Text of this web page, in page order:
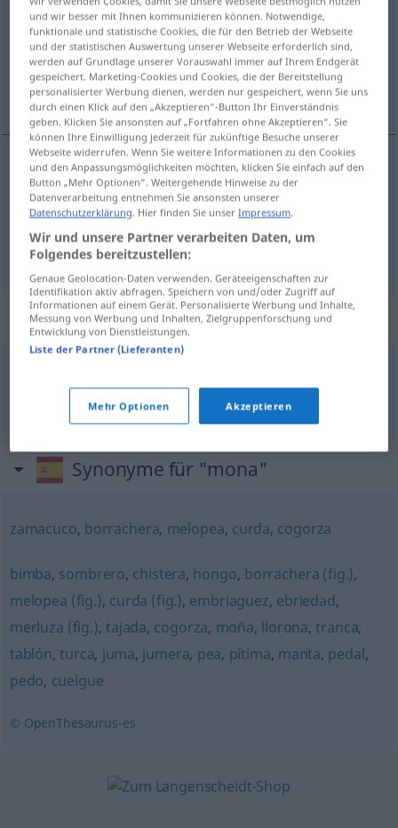
Übersicht aller Übersetzungen
(Für mehr Details die Übersetzung anklicken/antippen)
Äffin, Rausch
Äffinf mona ZOOL
Beispielsätze für "mona"
beschämt
Synonyme für "mona"
zamacuco, borrachera, melopea, curda, cogorza
bimba, sombrero, chistera, hongo, borrachera (fig.),
melopea (fig.), curda (fig.), embriaguez, ebriedad,
merluza (fig.), tajada, cogorza, moña, llorona,tranca,
tablón,turca, juma, jumera, pea, pítima, manta, pedal,
pedo, cuelgue
© OpenThesaurus-es
und wir besser mit Ihnen kommunizieren können. Notwendige,
funktionale und statistische Cookies, die für den Betrieb der Webseite
und der statistischen Auswertung unserer Webseite erforderlich sind,
werden auf Grundlage unserer Vorauswahl immer auf Ihrem Endgerät
gespeichert. Marketing-Cookies und Cookies, die der Bereitstellung
personalisierter Werbung dienen, werden nur gespeichert, wenn Sie uns
durch einen Klick auf den „Akzeptieren“-Button Ihr Einverständnis
geben. Klicken Sie ansonsten auf „Fortfahren ohne Akzeptieren“. Sie
können Ihre Einwilligung jederzeit für zukünftige Besuche unserer
Webseite widerrufen. Wenn Sie weitere Informationen zu den Cookies
und den Anpassungsmöglichkeiten möchten, klicken Sie einfach auf den
Button „Mehr Optionen“. Weitergehende Hinweise zu der
Datenverarbeitung entnehmen Sie ansonsten unserer
Datenschutzerklärung. Hier finden Sie unserImpressum.
Wir und unsere Partner verarbeiten Daten, um
Folgendes bereitzustellen:
Genaue Geolocation-Daten verwenden. Geräteeigenschaften zur
Identifikation aktiv abfragen. Speichern von und/oder Zugriff auf
Informationen auf einem Gerät. Personalisierte Werbung und Inhalte,
Messung von Werbung und Inhalten, Zielgruppenforschung und
Entwicklung von Dienstleistungen.
Liste der Partner (Lieferanten)
Mehr Optionen Akzeptieren